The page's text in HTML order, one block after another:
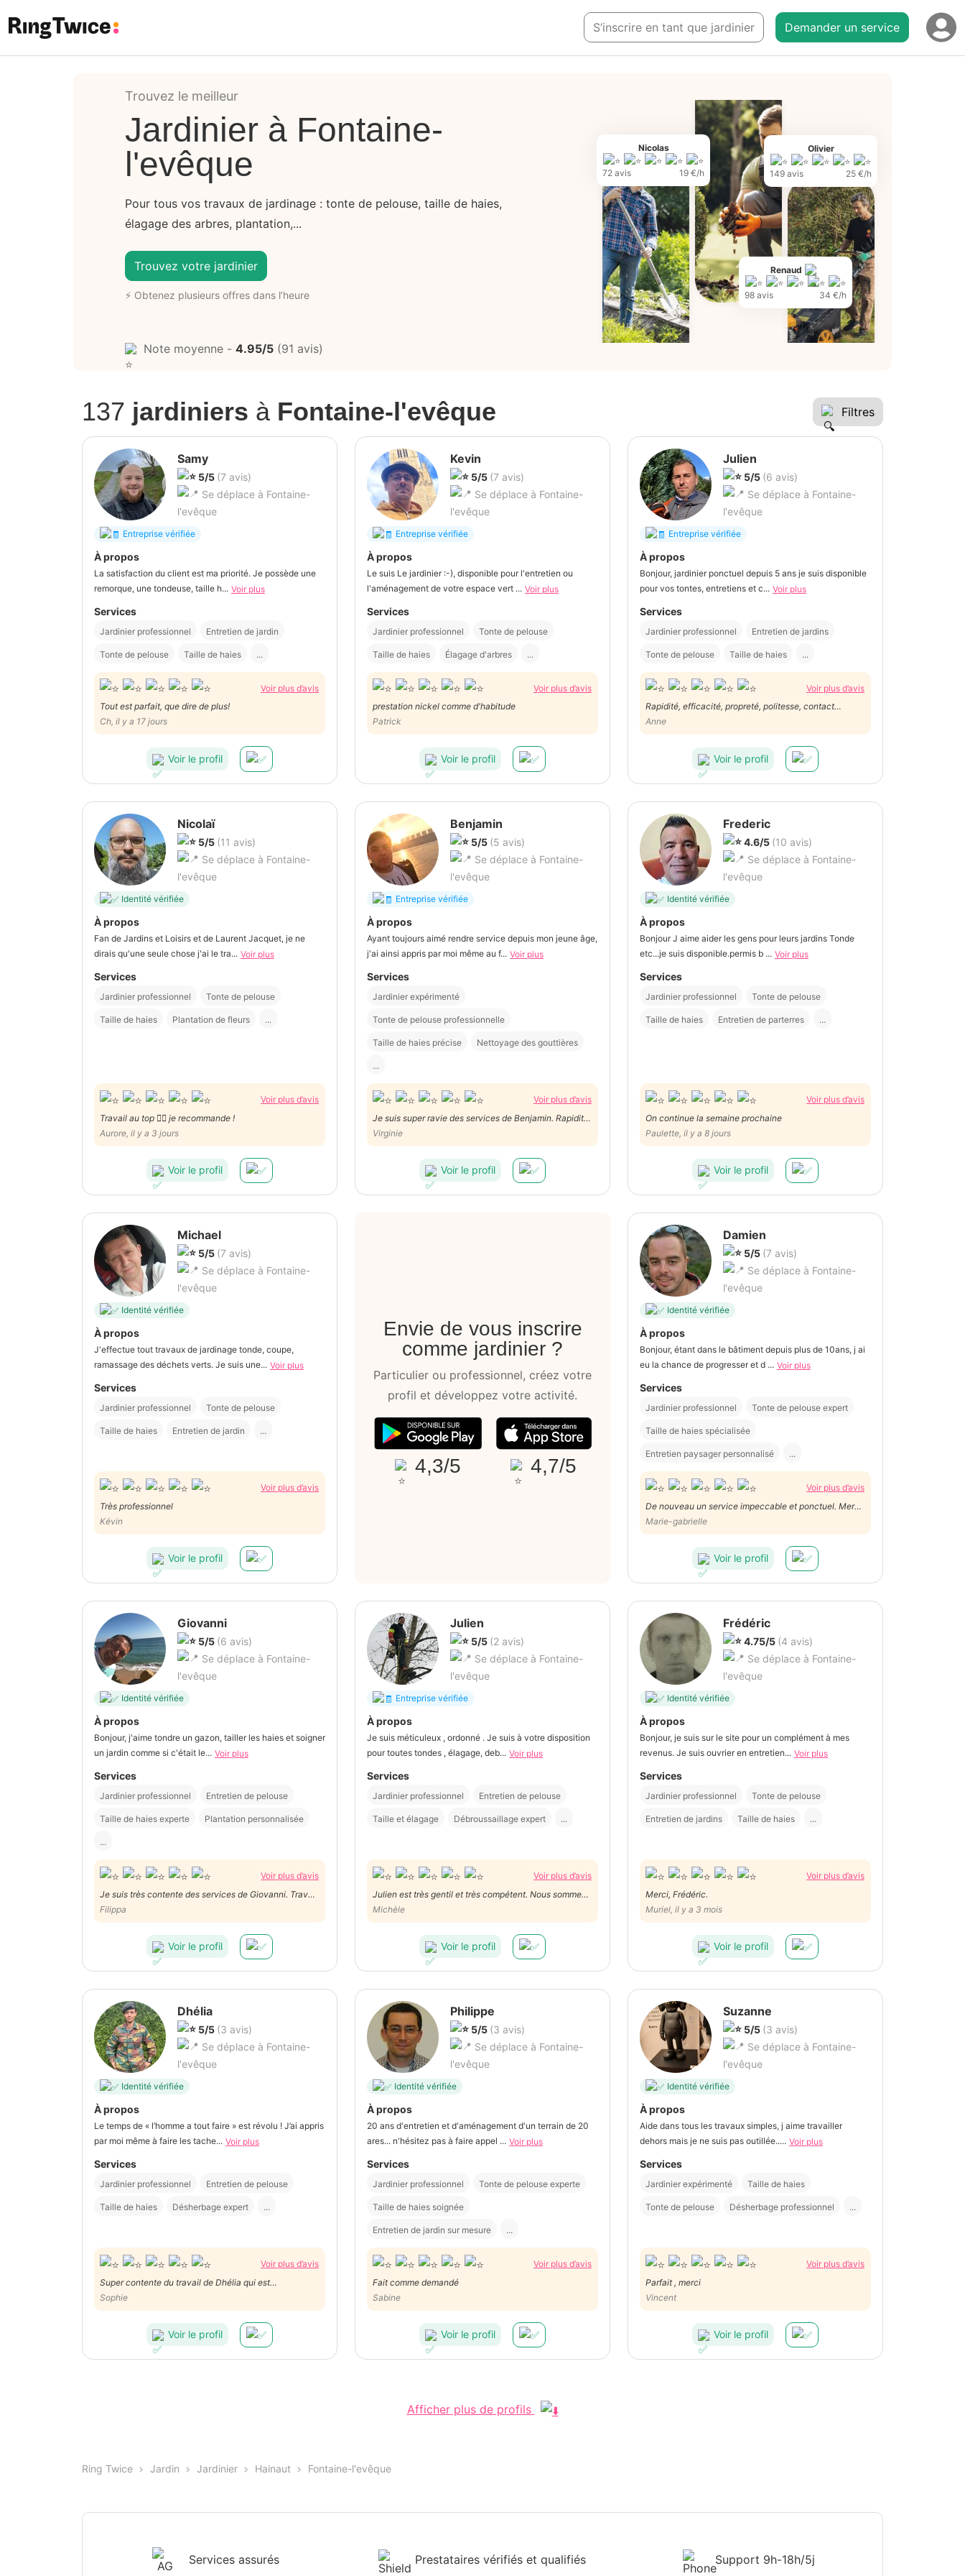
S’inscrire en tant que jardinier Demander un service
Nicolas
72 avis 19 €/h
Renaud
98 avis 34 €/h
Olivier
149 avis 25 €/h
Trouvez le meilleur
Jardinier à Fontaine-
l'evêque
Pour tous vos travaux de jardinage : tonte de pelouse, taille de haies,
élagage des arbres, plantation,...
Trouvez votre jardinier
⚡ Obtenez plusieurs offres dans l’heure
Note moyenne - 4.95/5 (91 avis)
137 jardiniers à Fontaine-l'evêque Filtres
Samy
5/5 (7 avis)
Se déplace à Fontaine-
l'evêque
Entreprise vérifiée
À propos
La satisfaction du client est ma priorité. Je possède une
remorque, une tondeuse, taille h... Voir plus
Services
Jardinier professionnel Entretien de jardin
Tonte de pelouse Taille de haies ...
Voir plus d’avis
Tout est parfait, que dire de plus!
Ch, il y a 17 jours
Voir le profil
Kevin
5/5 (7 avis)
Se déplace à Fontaine-
l'evêque
Entreprise vérifiée
À propos
Le suis Le jardinier :-), disponible pour l'entretien ou
l'aménagement de votre espace vert ... Voir plus
Services
Jardinier professionnel Tonte de pelouse
Taille de haies Élagage d'arbres ...
Voir plus d’avis
prestation nickel comme d'habitude
Patrick
Voir le profil
Julien
5/5 (6 avis)
Se déplace à Fontaine-
l'evêque
Entreprise vérifiée
À propos
Bonjour, jardinier ponctuel depuis 5 ans je suis disponible
pour vos tontes, entretiens et c... Voir plus
Services
Jardinier professionnel Entretien de jardins
Tonte de pelouse Taille de haies ...
Voir plus d’avis
Rapidité, efficacité, propreté, politesse, contact
agréable: Tout parfait !
Anne
Voir le profil
Nicolaï
5/5 (11 avis)
Se déplace à Fontaine-
l'evêque
Identité vérifiée
À propos
Fan de Jardins et Loisirs et de Laurent Jacquet, je ne
dirais qu'une seule chose j'ai le tra... Voir plus
Services
Jardinier professionnel Tonte de pelouse
Taille de haies Plantation de fleurs ...
Voir plus d’avis
Travail au top 👌🏼 je recommande !
Aurore, il y a 3 jours
Voir le profil
Benjamin
5/5 (5 avis)
Se déplace à Fontaine-
l'evêque
Entreprise vérifiée
À propos
Ayant toujours aimé rendre service depuis mon jeune âge,
j'ai ainsi appris par moi même au f... Voir plus
Services
Jardinier expérimenté
Tonte de pelouse professionnelle
Taille de haies précise Nettoyage des gouttières
...
Voir plus d’avis
Je suis super ravie des services de Benjamin. Rapidité
de réaction, poncutalité, suivi et prestation
impeccables. Tout s'est passé exactement comme
Je le recommande les yeux fermés.
Virginie
Voir le profil
Frederic
4.6/5 (10 avis)
Se déplace à Fontaine-
l'evêque
Identité vérifiée
À propos
Bonjour J aime aider les gens pour leurs jardins Tonde
etc...je suis disponible.permis b ... Voir plus
Services
Jardinier professionnel Tonte de pelouse
Taille de haies Entretien de parterres ...
Voir plus d’avis
On continue la semaine prochaine
Paulette, il y a 8 jours
Voir le profil
Michael
5/5 (7 avis)
Se déplace à Fontaine-
l'evêque
Identité vérifiée
À propos
J'effectue tout travaux de jardinage tonde, coupe,
ramassage des déchets verts. Je suis une... Voir plus
Services
Jardinier professionnel Tonte de pelouse
Taille de haies Entretien de jardin ...
Voir plus d’avis
Très professionnel
Kévin
Voir le profil
Envie de vous inscrire
comme jardinier ?
Particulier ou professionnel, créez votre
profil et développez votre activité.
4,3/5 4,7/5
Damien
5/5 (7 avis)
Se déplace à Fontaine-
l'evêque
Identité vérifiée
À propos
Bonjour, étant dans le bâtiment depuis plus de 10ans, j ai
eu la chance de progresser et d ... Voir plus
Services
Jardinier professionnel Tonte de pelouse expert
Taille de haies spécialisée
Entretien paysager personnalisé ...
Voir plus d’avis
De nouveau un service impeccable et ponctuel. Merci
!Marie-gabrielle
Voir le profil
Giovanni
5/5 (6 avis)
Se déplace à Fontaine-
l'evêque
Identité vérifiée
À propos
Bonjour, j'aime tondre un gazon, tailler les haies et soigner
un jardin comme si c'était le... Voir plus
Services
Jardinier professionnel Entretien de pelouse
Taille de haies experte Plantation personnalisée
...
Voir plus d’avis
Je suis très contente des services de Giovanni. Travail
efficace, minutieux . Merci
Filippa
Voir le profil
Julien
5/5 (2 avis)
Se déplace à Fontaine-
l'evêque
Entreprise vérifiée
À propos
Je suis méticuleux , ordonné . Je suis à votre disposition
pour toutes tondes , élagage, deb... Voir plus
Services
Jardinier professionnel Entretien de pelouse
Taille et élagage Débroussaillage expert ...
Voir plus d’avis
Julien est très gentil et très compétent. Nous sommes
ravis de son travail.
Michèle
Voir le profil
Frédéric
4.75/5 (4 avis)
Se déplace à Fontaine-
l'evêque
Identité vérifiée
À propos
Bonjour, je suis sur le site pour un complément à mes
revenus. Je suis ouvrier en entretien... Voir plus
Services
Jardinier professionnel Tonte de pelouse
Entretien de jardins Taille de haies ...
Voir plus d’avis
Merci, Frédéric.
Muriel, il y a 3 mois
Voir le profil
Dhélia
5/5 (3 avis)
Se déplace à Fontaine-
l'evêque
Identité vérifiée
À propos
Le temps de « l’homme a tout faire » est révolu ! J’ai appris
par moi même à faire les tache... Voir plus
Services
Jardinier professionnel Entretien de pelouse
Taille de haies Désherbage expert ...
Voir plus d’avis
Super contente du travail de Dhélia qui est
professionnelle et efficace. Je vous recommande
Dhélia à 200%!
Sophie
Voir le profil
Philippe
5/5 (3 avis)
Se déplace à Fontaine-
l'evêque
Identité vérifiée
À propos
20 ans d'entretien et d'aménagement d'un terrain de 20
ares... n'hésitez pas à faire appel ... Voir plus
Services
Jardinier professionnel Tonte de pelouse experte
Taille de haies soignée
Entretien de jardin sur mesure ...
Voir plus d’avis
Fait comme demandé
Sabine
Voir le profil
Suzanne
5/5 (3 avis)
Se déplace à Fontaine-
l'evêque
Identité vérifiée
À propos
Aide dans tous les travaux simples, j aime travailler
dehors mais je ne suis pas outillée..... Voir plus
Services
Jardinier expérimenté Taille de haies
Tonte de pelouse Désherbage professionnel ...
Voir plus d’avis
Parfait , merci
Vincent
Voir le profil
Afficher plus de profils
Ring Twice Jardin Jardinier Hainaut Fontaine-l'evêque
Services assurés Prestataires vérifiés et qualifiés Support 9h-18h/5j